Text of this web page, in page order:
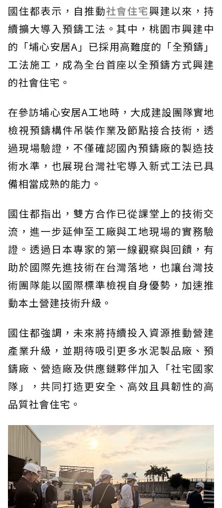
國住都表示，自推動社會住宅興建以來，持
續擴大導入預鑄工法。其中，桃園市興建中
的「埔心安居A」已採用高難度的「全預鑄」
工法施工，成為全台首座以全預鑄方式興建
的社會住宅。
在參訪埔心安居A工地時，大成建設團隊實地
檢視預鑄構件吊裝作業及節點接合技術，透
過現場驗證，不僅確認國內預鑄廠的製造技
術水準，也展現台灣社宅導入新式工法已具
備相當成熟的能力。
國住都指出，雙方合作已從課堂上的技術交
流，進一步延伸至工廠與工地現場的實務驗
證。透過日本專家的第一線觀察與回饋，有
助於國際先進技術在台灣落地，也讓台灣技
術團隊能以國際標準檢視自身優勢，加速推
動本土營建技術升級。
國住都強調，未來將持續投入資源推動營建
產業升級，並期待吸引更多水泥製品廠、預
鑄廠、營造廠及供應鏈夥伴加入「社宅國家
隊」，共同打造更安全、高效且具韌性的高
品質社會住宅。